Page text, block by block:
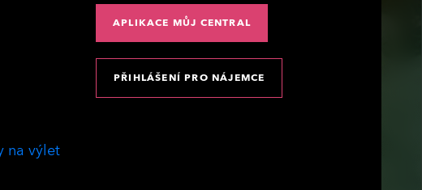
APLIKACE MŮJ CENTRAL
PŘIHLÁŠENÍ PRO NÁJEMCE